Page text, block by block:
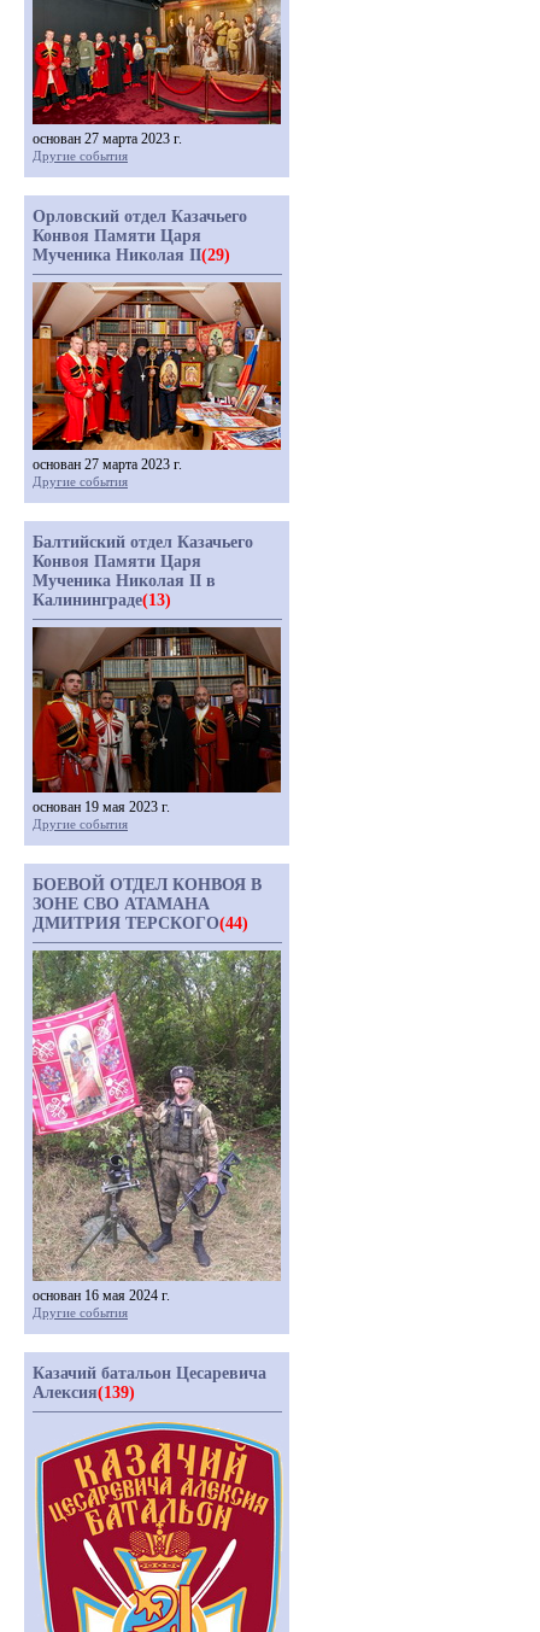
основан 27 марта 2023 г.
Другие события
Орловский отдел Казачьего
Конвоя Памяти Царя
Мученика Николая II(29)
основан 27 марта 2023 г.
Другие события
Балтийский отдел Казачьего
Конвоя Памяти Царя
Мученика Николая II в
Калининграде(13)
основан 19 мая 2023 г.
Другие события
БОЕВОЙ ОТДЕЛ КОНВОЯ В
ЗОНЕ СВО АТАМАНА
ДМИТРИЯ ТЕРСКОГО(44)
основан 16 мая 2024 г.
Другие события
Казачий батальон Цесаревича
Алексия(139)